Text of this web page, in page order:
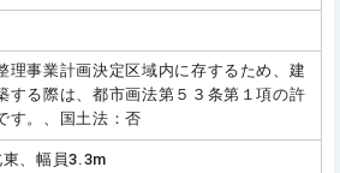
理事業計画決定区域内に存するため、建
する際は、都市画法第５３条第１項の許
す。、国土法：否
、幅員3.3m